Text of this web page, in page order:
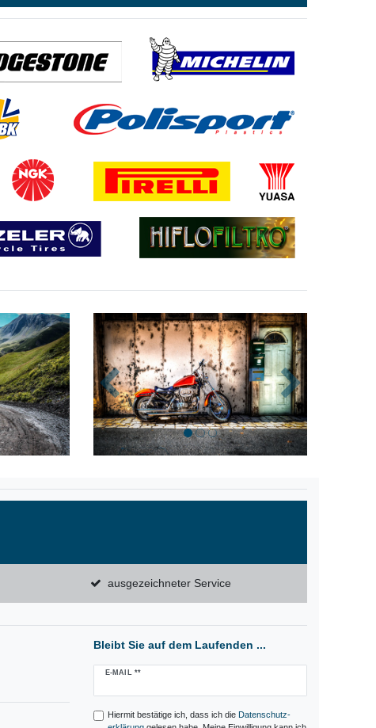
Zurück Nächste
ausgezeichneter Service
Bleibt Sie auf dem Laufenden ...
E-MAIL **
Newsletter
Hiermit bestätige ich, dass ich die Daten­schutz­